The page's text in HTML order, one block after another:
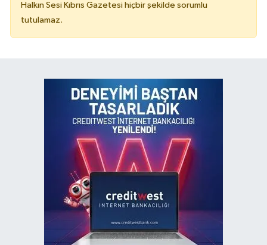
Halkın Sesi Kıbrıs Gazetesi hiçbir şekilde sorumlu
tutulamaz.